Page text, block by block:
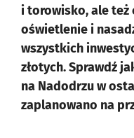
i torowisko, ale też
oświetlenie i
wszystkich
złotych. Sprawdź
na Nadodrzu w
zaplanowano na